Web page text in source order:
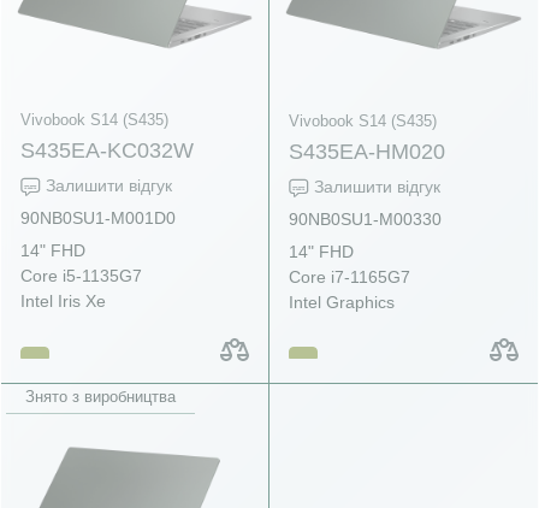
Vivobook S14 (S435)
S435EA-KC032W
Залишити відгук
90NB0SU1-M001D0
14" FHD
Core i5-1135G7
Intel Iris Xe
Vivobook S14 (S435)
S435EA-HM020
Залишити відгук
90NB0SU1-M00330
14" FHD
Core i7-1165G7
Intel Graphics
Знято з виробництва